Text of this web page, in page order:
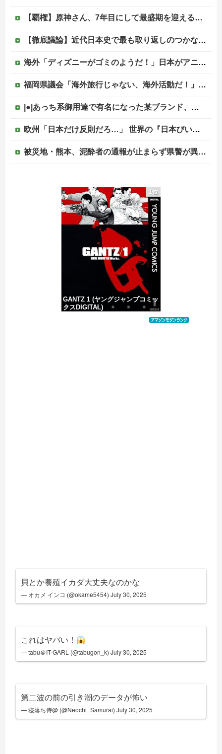
【覇権】原神さん、7年目にして最盛期を迎えるｗｗｗｗｗｗｗｗｗｗ
【徹底議論】近代日本史で最も取り返しのつかなかった失敗って何？他
海外「ディズニーがゴミのようだ！」日本がアニメ化した米人気SF作品に絶賛の声が殺到中
福岡県議会「海外旅行じゃない、海外活動だ！」→視察費2.65億円公開で再炎上ｗｗｗ
|●|あっち系御用達で有名になった某ブランド、一時は飛ぶ鳥を落とす勢いだったが今期の業績は……
欧州「日本だけ反則だろ…」 世界の『日本びいき』にヨーロッパ全土から不満の声
被災地・熊本、泥酔者の通報が止まらず県警が異例のお願い
日本の商船が中国に臨検された場合は「台湾軍が対応」と台湾軍トップ！
かつて650万部を誇った「週刊少年ジャンプ」、発行部数が初の100万部割れ
【移民政策反対】イオンの売り場で唐揚げを食う中国人の子供
1位
GANTZ 1 (ヤングジャンプコミッ
クスDIGITAL)
価格：¥100
貝とか養殖イカダ大丈夫なのかな
— オカメ インコ (@okame5454)July 30, 2025
これはヤバい！
— tabu＠IT-GARL (@tabugon_k)July 30, 2025
第二波の前の引き潮のデータが怖い
— 寝落ち侍@ (@Neochi_Samurai)July 30, 2025